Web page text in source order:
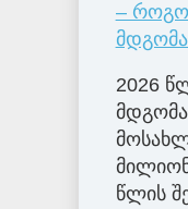
–
2026
წლის